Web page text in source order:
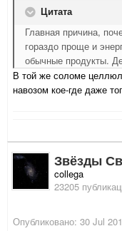
Цитата
Главная причина,
гораздо проще и
обычные продукты.
В той же соломе
навозом кое-где даже
Звёзды
collega
23205
Опубликовано: 30 Jul